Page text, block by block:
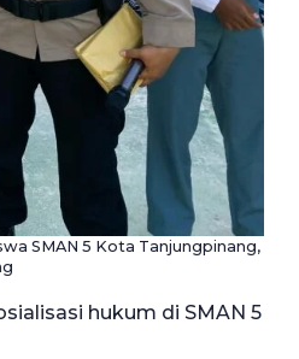
SMAN 5 Kota Tanjungpinang,
hukum di SMAN 5